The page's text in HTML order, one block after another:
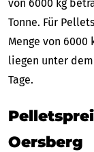
von 6000 kg
Tonne. Für
Menge von 6000
liegen unter
Tage.
Oersberg